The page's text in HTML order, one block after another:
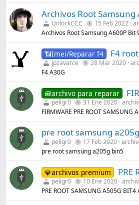
Archivos Root Samsung
UnlockCCC 15 Feb 2022
Archivos Root Samsung A600P Bit
📶Imei/Reparar f4 F4
jpzavarce 28 Mar 2020
F4 A30G
🧰archivo para reparar
peligr0 31 Ene 2020
FIRMWARE PRE ROOT SAMSUNG
pre root samsung
peligr0 17 Feb 2020
pre root samsung a205g bin5
💎archivos premium PRE
peligr0 10 Ene 2020
PRE ROOT SAMSUNG A505G BIT4